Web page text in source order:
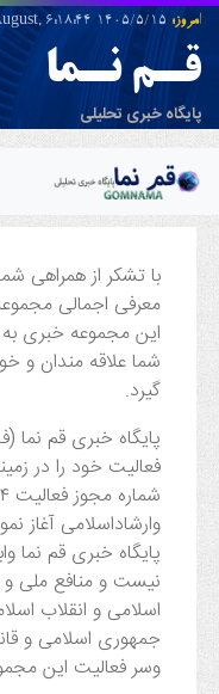
امروز:1405/5/15 August,
6:18:44
قـم نـما
پایگاه خبری تحلیلی
با تشکر از همراهی
معرفی اجمالی
این مجموعه خبری
شما علاقه مندان و
گیرد.
فعالیت خود را در
وارشاداسلامی آغاز
پایگاه خبری قم
نیست و منافع ملی
اسلامی و انقلاب
جمهوری اسلامی و
وسر فعالیت این